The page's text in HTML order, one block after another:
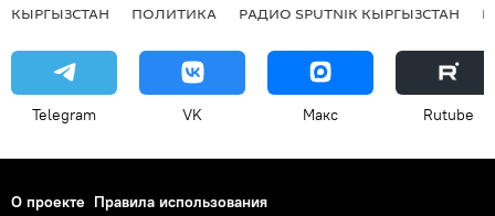
КЫРГЫЗСТАН ПОЛИТИКА РАДИО SPUTNIK КЫРГЫЗСТАН
Telegram VK Макс Rutube
О проекте Правила использования